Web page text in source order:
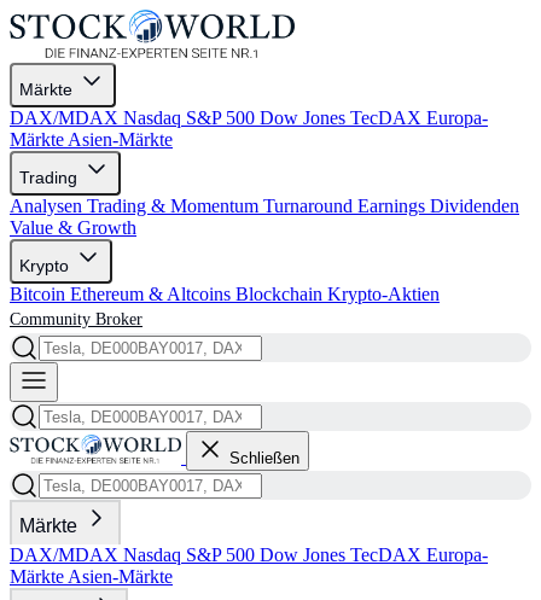
Märkte
DAX/MDAX Nasdaq S&P 500 Dow Jones TecDAX Europa-
Märkte Asien-Märkte
Trading
Analysen Trading & Momentum Turnaround Earnings Dividenden
Value & Growth
Krypto
Bitcoin Ethereum & Altcoins Blockchain Krypto-Aktien
Community Broker
Schließen
Märkte
DAX/MDAX Nasdaq S&P 500 Dow Jones TecDAX Europa-
Märkte Asien-Märkte